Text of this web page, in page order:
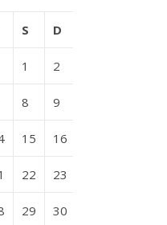
S D
1 2
8 9
15 16
22 23
29 30